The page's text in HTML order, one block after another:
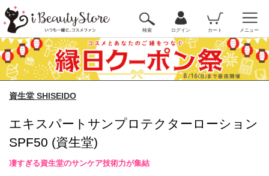
検索 ログイン カート メニュー
資生堂 SHISEIDO
エキスパートサンプロテクターローション
SPF50 (資生堂)
凄すぎる資生堂のサンケア技術力が集結